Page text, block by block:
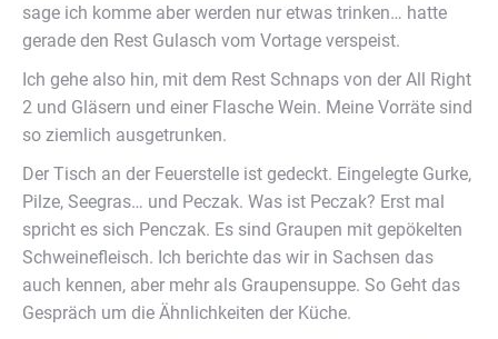
sage ich komme aber werden nur etwas trinken… hatte
gerade den Rest Gulasch vom Vortage verspeist.
Ich gehe also hin, mit dem Rest Schnaps von der All Right
2 und Gläsern und einer Flasche Wein. Meine Vorräte sind
so ziemlich ausgetrunken.
Der Tisch an der Feuerstelle ist gedeckt. Eingelegte Gurke,
Pilze, Seegras… und Peczak. Was ist Peczak? Erst mal
spricht es sich Penczak. Es sind Graupen mit gepökelten
Schweinefleisch. Ich berichte das wir in Sachsen das
auch kennen, aber mehr als Graupensuppe. So Geht das
Gespräch um die Ähnlichkeiten der Küche.